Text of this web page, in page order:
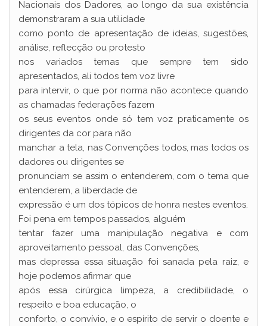
Nacionais dos Dadores, ao longo da sua existência
demonstraram a sua utilidade
como ponto de apresentação de ideias, sugestões,
análise, reflecção ou protesto
nos variados temas que sempre tem sido
apresentados, ali todos tem voz livre
para intervir, o que por norma não acontece quando
as chamadas federações fazem
os seus eventos onde só tem voz praticamente os
dirigentes da cor para não
manchar a tela, nas Convenções todos, mas todos os
dadores ou dirigentes se
pronunciam se assim o entenderem, com o tema que
entenderem, a liberdade de
expressão é um dos tópicos de honra nestes eventos.
Foi pena em tempos passados, alguém
tentar fazer uma manipulação negativa e com
aproveitamento pessoal, das Convenções,
mas depressa essa situação foi sanada pela raiz, e
hoje podemos afirmar que
após essa cirúrgica limpeza, a credibilidade, o
respeito e boa educação, o
conforto, o convívio, e o espírito de servir o doente e